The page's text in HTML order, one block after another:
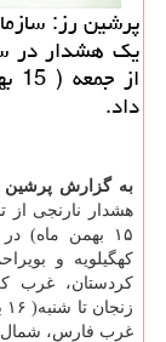
پرشین رز:
یک هشدار در
داد.
به گزارش پرشین
هشدار نارنجی
۱۵ بهمن ماه)
کهگیلویه و
کردستان، غرب
غرب فارس، شمال